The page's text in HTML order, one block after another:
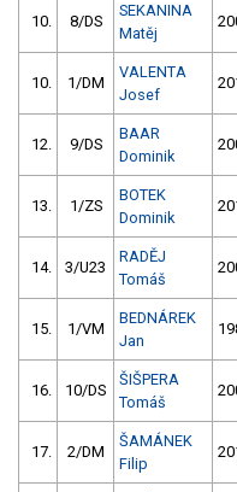
10. 8/DS
SEKANINA
Matěj
10. 1/DM
VALENTA
Josef
12. 9/DS
BAAR
Dominik
13. 1/ZS
BOTEK
Dominik
14. 3/U23
RADĚJ
Tomáš
15. 1/VM
BEDNÁREK
Jan
16. 10/DS
ŠIŠPERA
Tomáš
17. 2/DM
ŠAMÁNEK
Filip